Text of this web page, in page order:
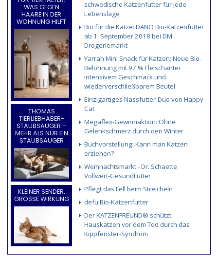
WAS GEGEN
HAARE IN DER
WOHNUNG HILFT
THOMAS
TIERLIEBHABER-
STAUBSAUGER –
MEHR ALS NUR EIN
STAUBSAUGER
KLEINER SENDER,
GROSSE WIRKUNG
schwedische Katzenfutter für jede
Lebenslage
Bio für die Katze: DANO Bio-Katzenfutter
ab 1. September 2018 bei DM
Drogeriemarkt
Yarrah Mini Snack für Katzen: Neue Bio-
Belohnung mit 97 % Fleischantei
intensivem Geschmack und
wiederverschließbarem Beutel
Einzigartiges Nassfutter-Duo von Happy
Cat
Megaflex-Gewinnaktion: Ohne
Gelenkschmerz durch den Winter
Buchvorstellung: Kann man Katzen
erziehen?
Weihnachtsmarkt - Dr. Schaette
Vollwert-GesundFutter
Pflegt das Fell beim Streicheln
defu Bio-Katzenfutter
Der KATZENFREUND® schützt
Hauskatzen vor dem Tod durch das
Kippfenster-Syndrom